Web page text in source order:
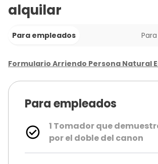
alquilar
Para empleados
Formulario Arriendo Persona Natural
Para empleados
1 Tomador que
por el doble del canon